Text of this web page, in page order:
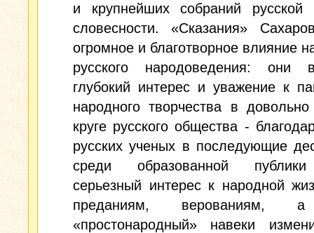
и крупнейших собраний русской
словесности. «Сказания»
огромное и благотворное влияние
русского народоведения: они
глубокий интерес и уважение к
народного творчества в
круге русского общества -
русских ученых в последующие
среди образованной
серьезный интерес к народной
преданиям, верованиям,
«простонародный» навеки